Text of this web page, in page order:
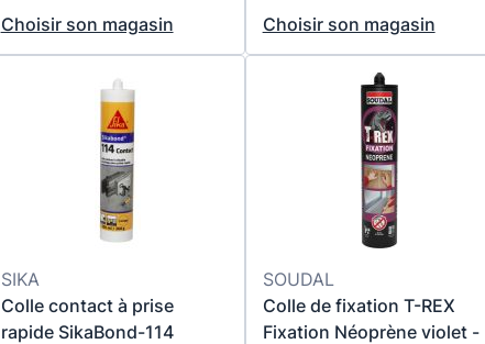
Choisir son magasin Choisir son magasin
SIKA
Colle contact à prise
rapide SikaBond-114
SOUDAL
Colle de fixation T-REX
Fixation Néoprène violet -